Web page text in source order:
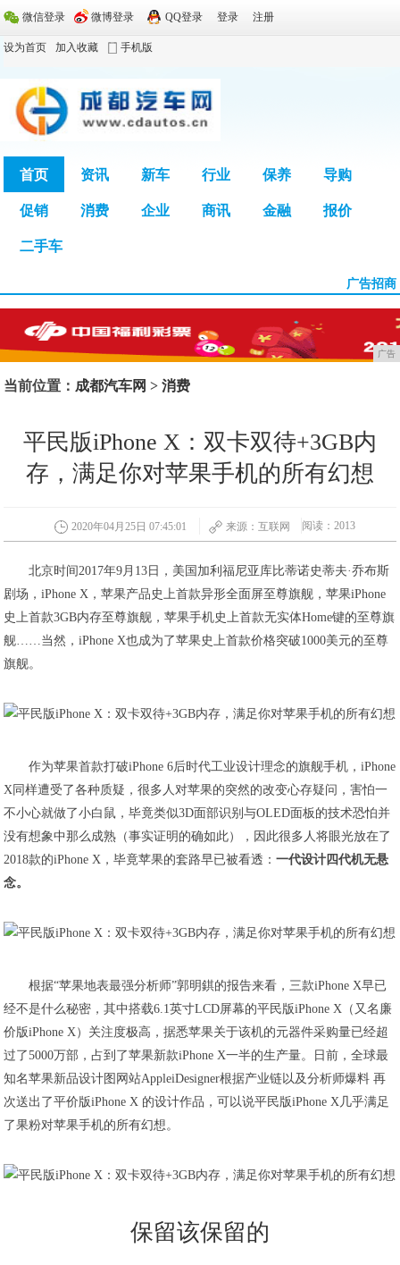
微信登录 微博登录 QQ登录 登录 注册
设为首页 加入收藏 手机版
首页 资讯 新车 行业 保养 导购
促销 消费 企业 商讯 金融 报价
二手车
广告招商
广告
当前位置： 成都汽车网 >消费
平民版iPhone X：双卡双待+3GB内
存，满足你对苹果手机的所有幻想
2020年04月25日 07:45:01 来源：互联网 阅读：2013
北京时间2017年9月13日，美国加利福尼亚库比蒂诺史蒂夫·乔布斯
剧场，iPhone X，苹果产品史上首款异形全面屏至尊旗舰，苹果iPhone
史上首款3GB内存至尊旗舰，苹果手机史上首款无实体Home键的至尊旗
舰……当然，iPhone X也成为了苹果史上首款价格突破1000美元的至尊
旗舰。
作为苹果首款打破iPhone 6后时代工业设计理念的旗舰手机，iPhone
X同样遭受了各种质疑，很多人对苹果的突然的改变心存疑问，害怕一
不小心就做了小白鼠，毕竟类似3D面部识别与OLED面板的技术恐怕并
没有想象中那么成熟（事实证明的确如此），因此很多人将眼光放在了
2018款的iPhone X，毕竟苹果的套路早已被看透：一代设计四代机无悬
念。
根据“苹果地表最强分析师”郭明錤的报告来看，三款iPhone X早已
经不是什么秘密，其中搭载6.1英寸LCD屏幕的平民版iPhone X（又名廉
价版iPhone X）关注度极高，据悉苹果关于该机的元器件采购量已经超
过了5000万部，占到了苹果新款iPhone X一半的生产量。日前，全球最
知名苹果新品设计图网站AppleiDesigner根据产业链以及分析师爆料 再
次送出了平价版iPhone X 的设计作品，可以说平民版iPhone X几乎满足
了果粉对苹果手机的所有幻想。
保留该保留的